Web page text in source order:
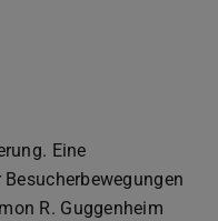
Eine
R. Guggenheim